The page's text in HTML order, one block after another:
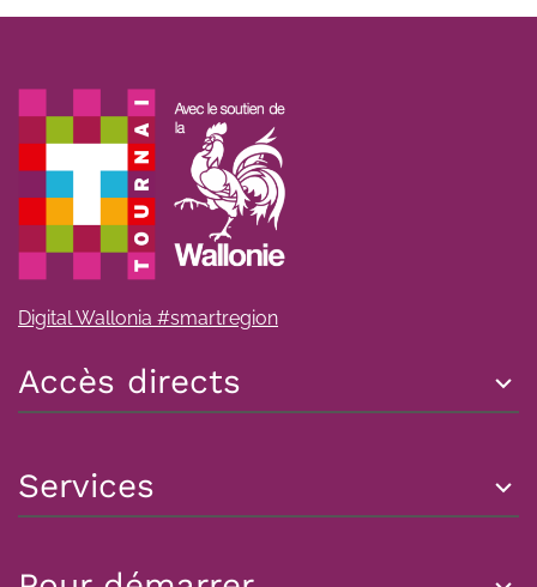
Digital Wallonia #smartregion
Accès directs
Services